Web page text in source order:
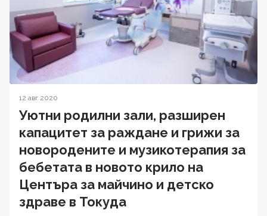
12 авг 2020
Уютни родилни зали, разширен
капацитет за раждане и грижи за
новородените и музикотерапия за
бебетата в новото крило на
Центъра за майчино и детско
здраве в Токуда